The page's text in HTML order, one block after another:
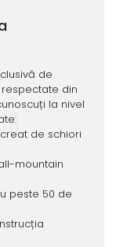
de
din
la nivel
de schiori
mountain
peste 50 de